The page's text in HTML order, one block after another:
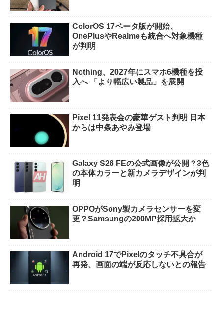
ColorOS 17ベータ版が開始、
OnePlusやRealmeも統合へ対象機種
が判明
Nothing、2027年にスマホ6機種を投
入へ 「より幅広い製品」を展開
Pixel 11発表会の豪華ゲスト判明 日本
からは中条あやみ登場
Galaxy S26 FEの公式画像が公開？3色
の本体カラーと新カメラデザインが判
明
OPPOがSony製カメラセンサーを変
更？Samsungの200MP採用拡大か
Android 17でPixelのタッチ不具合が
再発、画面の端が反応しないとの報告